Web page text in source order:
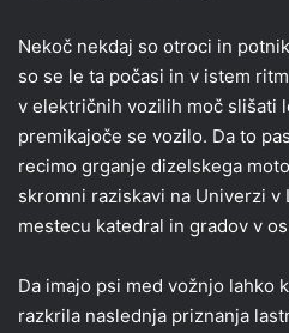
Nekoč nekdaj so otroci in
so se le ta počasi in v istem
v električnih vozilih moč slišati
premikajoče se vozilo. Da to
recimo grganje dizelskega
skromni raziskavi na Univerzi
mestecu katedral in gradov v
Da imajo psi med vožnjo lahko
razkrila naslednja priznanja